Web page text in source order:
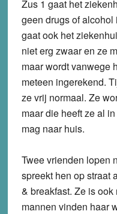
Zus 1 gaat het
geen drugs of
gaat ook het
niet erg zwaar en ze
maar wordt vanwege
meteen ingerekend.
ze vrij normaal. Ze
maar die heeft ze al
mag naar huis.
Twee vrienden lopen
spreekt hen op straat
& breakfast. Ze is
mannen vinden haar